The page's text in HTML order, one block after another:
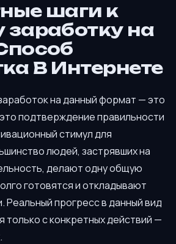
шаги к
заработку на
В Интернете
на данный формат — это
подтверждение правильности
стимул для
людей, застрявших на
делают одну общую
готовятся и откладывают
Реальный прогресс в данный вид
только с конкретных действий —